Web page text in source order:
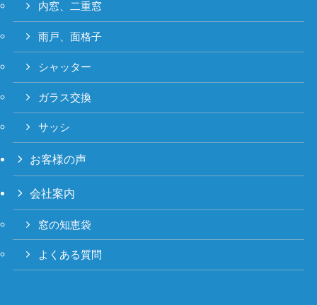
内窓、二重窓
雨戸、面格子
シャッター
ガラス交換
サッシ
お客様の声
会社案内
窓の知恵袋
よくある質問